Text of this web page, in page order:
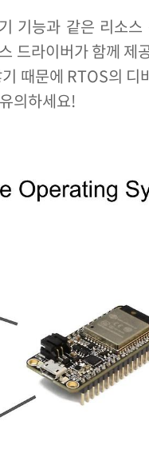
기능과 같은 리소
드라이버가 함께
때문에 RTOS의
의하세요!